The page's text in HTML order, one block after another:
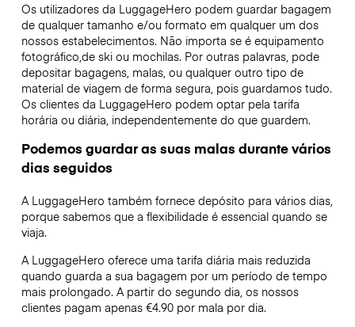
Os utilizadores da LuggageHero podem guardar bagagem
de qualquer tamanho e/ou formato em qualquer um dos
nossos estabelecimentos. Não importa se é equipamento
fotográfico,de ski ou mochilas. Por outras palavras, pode
depositar bagagens, malas, ou qualquer outro tipo de
material de viagem de forma segura, pois guardamos tudo.
Os clientes da LuggageHero podem optar pela tarifa
horária ou diária, independentemente do que guardem.
Podemos guardar as suas malas durante vários
dias seguidos
A LuggageHero também fornece depósito para vários dias,
porque sabemos que a flexibilidade é essencial quando se
viaja.
A LuggageHero oferece uma tarifa diária mais reduzida
quando guarda a sua bagagem por um período de tempo
mais prolongado. A partir do segundo dia, os nossos
clientes pagam apenas €4.90 por mala por dia.